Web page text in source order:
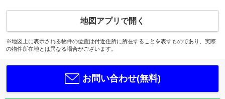
地図アプリで開く
※地図上に表示される物件の位置は付近住所に所在することを表すものであり、実際
の物件所在地とは異なる場合がございます。
お問い合わせ(無料)